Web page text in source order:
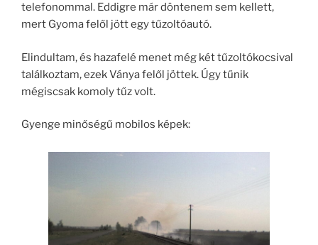
telefonommal. Eddigre már döntenem sem kellett,
mert Gyoma felől jött egy tűzoltóautó.
Elindultam, és hazafelé menet még két tűzoltókocsival
találkoztam, ezek Ványa felől jöttek. Úgy tűnik
mégiscsak komoly tűz volt.
Gyenge minőségű mobilos képek: